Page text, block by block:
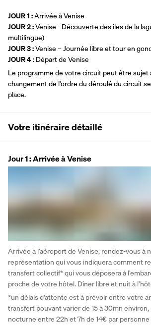
JOUR 1 : Arrivée à Venise
JOUR 2 : Venise - Découverte des îles de la
multilingue)
JOUR 3 : Venise – Journée libre et tour en
JOUR 4 : Départ de Venise
Le programme de votre circuit peut être sujet
changement de l'ordre du déroulé du circuit
place.
Votre itinéraire détaillé
Jour 1 : Arrivée à Venise
Arrivée à l’aéroport de Venise, rendez-vous à
représentation qui vous indiquera comment
transfert collectif* qui vous déposera à
proche de votre hôtel. Dîner libre et nuit à
*un délais d'attente est à prévoir entre votre
transfert pouvant varier de 15 à 30mn
nocturne entre 22h et 7h de 14€ par